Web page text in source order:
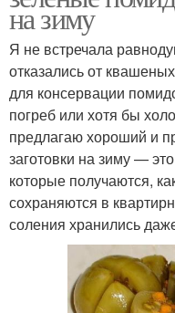
на зиму
Я не встречала
отказались от
для консервации
погреб или хотя бы
предлагаю хороший и
заготовки на зиму —
которые получаются,
сохраняются в
соления хранились